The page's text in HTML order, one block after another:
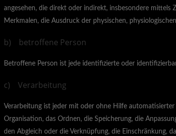
angesehen, die direkt oder indirekt, insbesondere mittels
Merkmalen, die Ausdruck der physischen,
b) betroffene Person
Betroffene Person ist jede identifizierte oder
c) Verarbeitung
Verarbeitung ist jeder mit oder ohne Hilfe automatisierter
Organisation, das Ordnen, die Speicherung, die
den Abgleich oder die Verknüpfung, die Einschränkung,